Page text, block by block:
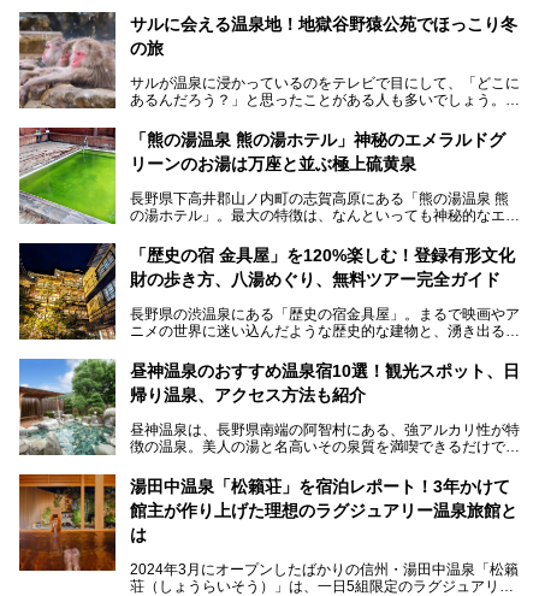
サルに会える温泉地！地獄谷野猿公苑でほっこり冬
の旅
サルが温泉に浸かっているのをテレビで目にして、「どこに
あるんだろう？」と思ったことがある人も多いでしょう。
この微笑ましい光景は、長野県にある「地獄谷野猿公苑」で
見られるもので、野生のサルが雪景色の中で温泉に浸かる姿
を間近で観察できます。
本記事では、地獄谷野猿公苑の魅力や見どころ、サルと温泉
との関係性、地獄谷周辺の観光スポットについて紹介しま
ので、野生のサルを観察する貴重な自然体験と温泉をあわせ
て楽しみたい人は、ぜひ参考にしてください。
「熊の湯温泉 熊の湯ホテル」神秘のエメラルドグ
リーンのお湯は万座と並ぶ極上硫黄泉
長野県下高井郡山ノ内町の志賀高原にある「熊の湯温泉 熊
の湯ホテル」。最大の特徴は、なんといっても神秘的なエメ
リピートするファンも多い温泉です。冬はスキーと一緒に楽
しみたい極上の温泉を紹介します。
「歴史の宿 金具屋」を120%楽しむ！登録有形文化
財の歩き方、八湯めぐり、無料ツアー完全ガイド
長野県の渋温泉にある「歴史の宿金具屋」。まるで映画やア
ニメの世界に迷い込んだような歴史的な建物と、湧き出る温
を隅々まで楽しみたいですよね。この記事では、金具屋での
滞在を最高の思い出にするための「楽しみ方」を徹底的にご
紹介します！
昼神温泉のおすすめ温泉宿10選！観光スポット、日
帰り温泉、アクセス方法も紹介
昼神温泉は、長野県南端の阿智村にある、強アルカリ性が特
徴の温泉。美人の湯と名高いその泉質を満喫できるだけでな
昼神温泉では、朝市などの観光スポットや、信州名物のおや
きを楽しめるグルメスポットなど、観光を楽しむにはぴった
りの場所が豊富にあります。
この記事では、昼神温泉での滞在を充実させる宿泊施設や日
帰り温泉、見どころ満載の観光・グルメスポットに加え、ア
クセス方法も順に紹介します。
湯田中温泉「松籟荘」を宿泊レポート！3年かけて
館主が作り上げた理想のラグジュアリー温泉旅館と
は
2024年3月にオープンしたばかりの信州・湯田中温泉「松籟
荘（しょうらいそう）」は、一日5組限定のラグジュアリー